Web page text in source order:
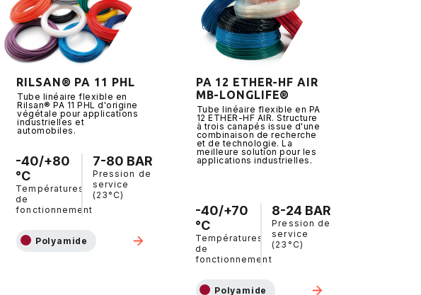
RILSAN® PA 11 PHL
Tube linéaire flexible en
Rilsan® PA 11 PHL d'origine
végétale pour applications
industrielles et
automobiles.
-40/+80
°C
Températures
de
fonctionnement
7-80 BAR
Pression de
service
(23°C)
Polyamide
PA 12 ETHER-HF AIR
MB-LONGLIFE®
Tube linéaire flexible en PA
12 ETHER-HF AIR. Structure
à trois canapés issue d'une
combinaison de recherche
et de technologie. La
meilleure solution pour les
applications industrielles.
-40/+70
°C
Températures
de
fonctionnement
8-24 BAR
Pression de
service
(23°C)
Polyamide